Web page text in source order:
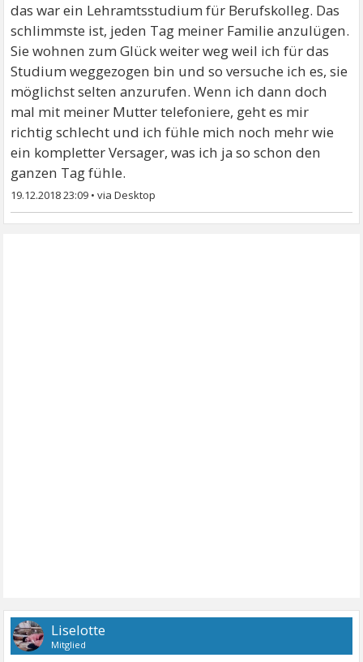
das war ein Lehramtsstudium für Berufskolleg. Das
schlimmste ist, jeden Tag meiner Familie anzulügen.
Sie wohnen zum Glück weiter weg weil ich für das
Studium weggezogen bin und so versuche ich es, sie
möglichst selten anzurufen. Wenn ich dann doch
mal mit meiner Mutter telefoniere, geht es mir
richtig schlecht und ich fühle mich noch mehr wie
ein kompletter Versager, was ich ja so schon den
ganzen Tag fühle.
19.12.2018 23:09 •
Liselotte
Mitglied